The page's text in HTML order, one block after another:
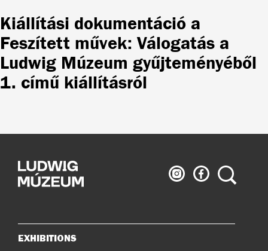
Kiállítási dokumentáció a
Feszített művek: Válogatás a
Ludwig Múzeum gyűjteményéből
1. című kiállításról
Ludwig
Museum
Ludwig
Museum
Search
Sitemap
EXHIBITIONS